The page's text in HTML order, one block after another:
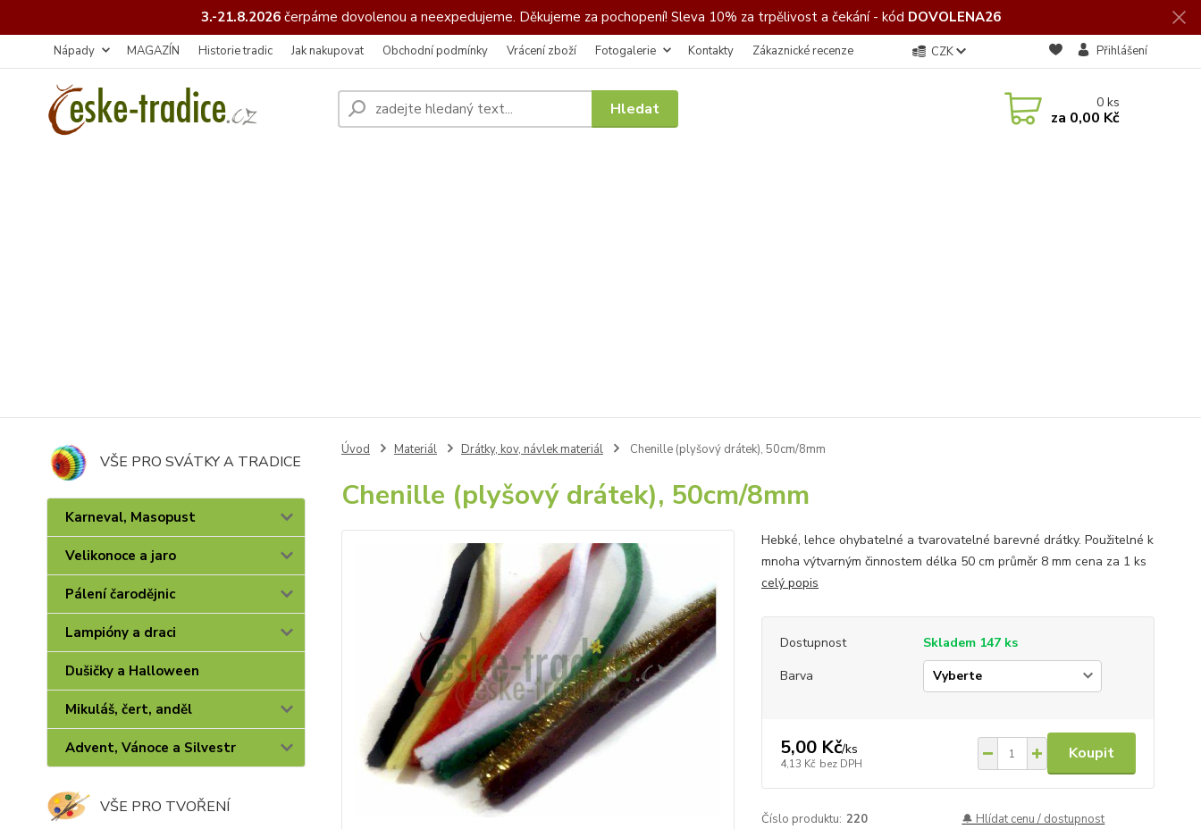
3.-21.8.2026čerpáme dovolenou a neexpedujeme. Děkujeme za pochopení! Sleva 10% za trpělivost a čekání - kód DOVOLENA26
Nápady MAGAZÍN Historie tradic Jak nakupovat Obchodní podmínky Vrácení zboží Fotogalerie Kontakty Zákaznické recenze CZK Přihlášení
Hledat 0ks
za 0,00 Kč
VŠE PRO SVÁTKY A TRADICE
Karneval, Masopust
Velikonoce a jaro
Pálení čarodějnic
Lampióny a draci
Dušičky a Halloween
Mikuláš, čert, anděl
Advent, Vánoce a Silvestr
VŠE PRO TVOŘENÍ
Úvod Materiál Drátky, kov, návlek materiál Chenille (plyšový drátek), 50cm/8mm
Chenille (plyšový drátek), 50cm/8mm
Hebké, lehce ohybatelné a tvarovatelné barevné drátky. Použitelné k
mnoha výtvarným činnostem délka 50 cm průměr 8 mm cena za 1 ks
celý popis
Dostupnost
Skladem 147 ks
Barva
5,00 Kč/ks
4,13 Kč bez DPH
Koupit
Číslo produktu: 220 🔔 Hlídat cenu / dostupnost